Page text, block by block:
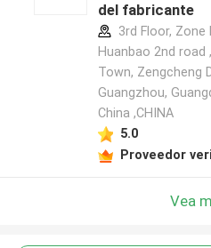
del fabricante
3rd Floor, Zone
Huanbao 2nd road
Town, Zengcheng
Guangzhou,
China ,CHINA
5.0
Proveedor
Vea